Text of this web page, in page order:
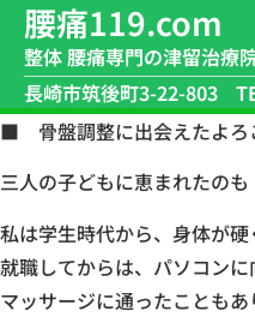
腰痛119.com
整体 腰痛専門の津留治療
長崎市筑後町3-22-803
■ 骨盤調整に出会えたよろ
三人の子どもに恵まれたのも
私は学生時代から、身体が硬
就職してからは、パソコンに
マッサージに通ったこともあ